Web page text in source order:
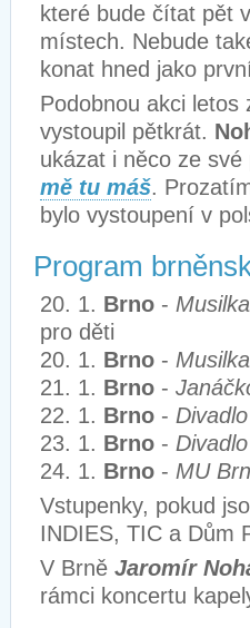
které bude čítat pět
místech. Nebude
konat hned jako
Podobnou akci letos
vystoupil pětkrát.
ukázat i něco ze
mě tu máš.
bylo vystoupení v
Program
20. 1. Brno - Musilka
pro děti
20. 1. Brno - Musilka
21. 1. Brno -
22. 1. Brno -
23. 1. Brno -
24. 1. Brno - MU
Vstupenky, pokud
INDIES, TIC a Dům
V Brně Jaromír
rámci koncertu